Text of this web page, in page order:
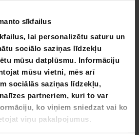
sīkfailus
lai personalizētu saturu un
sociālo saziņas līdzekļu
mūsu datplūsmu. Informāciju
mūsu vietni, mēs arī
sociālās saziņas līdzekļu,
partneriem, kuri to var
ko viņiem sniedzat vai ko
viņu pakalpojumus.
IZ­SKA­ŅA
9.8.
-33%
LĪDZ 9.8.